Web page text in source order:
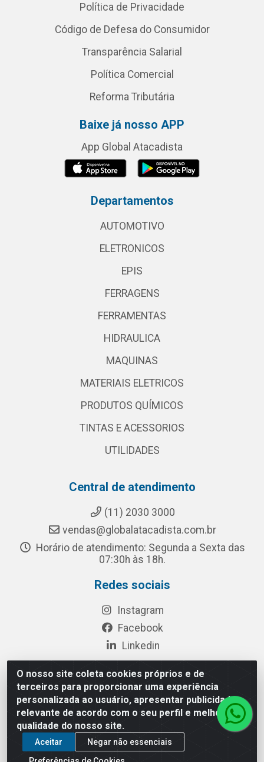
O nosso site coleta cookies próprios e de
terceiros para proporcionar uma experiência
personalizada ao usuário, apresentar publicidade
relevante de acordo com o seu perfil e melhorar a
qualidade do nosso site.
Aceitar
Negar não essenciais
Política de Privacidade
Código de Defesa do Consumidor
Transparência Salarial
Política Comercial
Reforma Tributária
Baixe já nosso APP
App Global Atacadista
Departamentos
AUTOMOTIVO
ELETRONICOS
EPIS
FERRAGENS
FERRAMENTAS
HIDRAULICA
MAQUINAS
MATERIAIS ELETRICOS
PRODUTOS QUÍMICOS
TINTAS E ACESSORIOS
UTILIDADES
Central de atendimento
(11) 2030 3000
vendas@globalatacadista.com.br
Horário de atendimento: Segunda a Sexta das
07:30h às 18h.
Redes sociais
Instagram
Facebook
Linkedin
Rua Chipuê, 117 - S. Miguel Paulista São Paulo/SP - CEP
08010-260- CNPJ: 03.010.739/0001-72